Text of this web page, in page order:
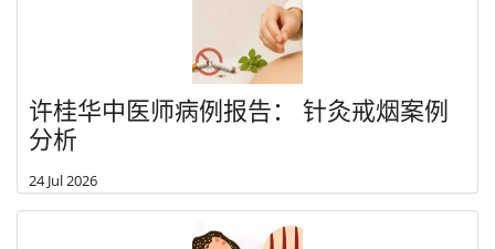
许桂华中医师病例报告： 针灸戒烟案例
分析
24 Jul 2026